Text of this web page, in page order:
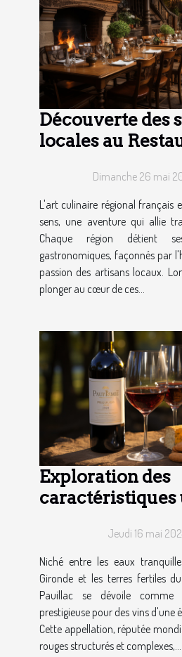
Découverte des
locales au
Dimanche 26 mai
L'art culinaire régional français
sens, une aventure qui allie
Chaque région détient
gastronomiques, façonnés par
passion des artisans locaux.
plonger au cœur de ces...
Exploration des
caractéristiques
conseils deJeudi 16 mai
Niché entre les eaux
Gironde et les terres fertiles
Pauillac se dévoile
prestigieuse pour des vins d'une
Cette appellation, réputée
rouges structurés et complexes,...